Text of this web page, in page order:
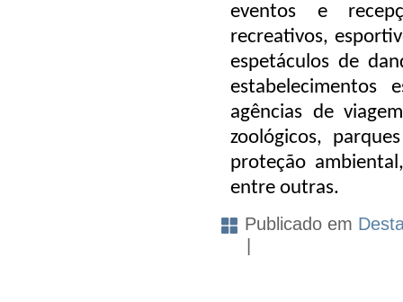
eventos e
recreativos,
espetáculos de
estabelecimentos
agências de
zoológicos,
proteção
entre outras.
Publicado em
|